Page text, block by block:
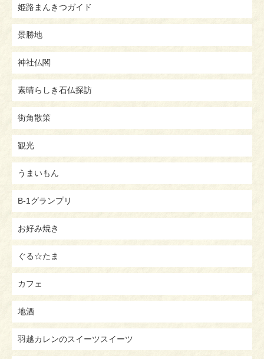
姫路まんきつガイド
景勝地
神社仏閣
素晴らしき石仏探訪
街角散策
観光
うまいもん
B-1グランプリ
お好み焼き
ぐる☆たま
カフェ
地酒
羽越カレンのスイーツスイーツ